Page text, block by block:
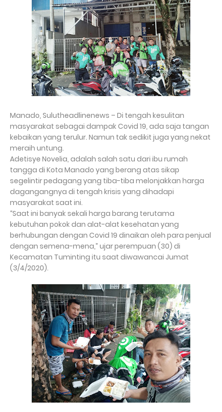
Manado, Sulutheadlinenews – Di tengah kesulitan
masyarakat sebagai dampak Covid 19, ada saja tangan
kebaikan yang terulur. Namun tak sedikit juga yang nekat
meraih untung.
Adetisye Novelia, adalah salah satu dari ibu rumah
tangga di Kota Manado yang berang atas sikap
segelintir pedagang yang tiba-tiba melonjakkan harga
dagangangnya di tengah krisis yang dihadapi
masyarakat saat ini.
“Saat ini banyak sekali harga barang terutama
kebutuhan pokok dan alat-alat kesehatan yang
berhubungan dengan Covid 19 dinaikan oleh para penjual
dengan semena-mena,” ujar perempuan (30) di
Kecamatan Tuminting itu saat diwawancai Jumat
(3/4/2020).